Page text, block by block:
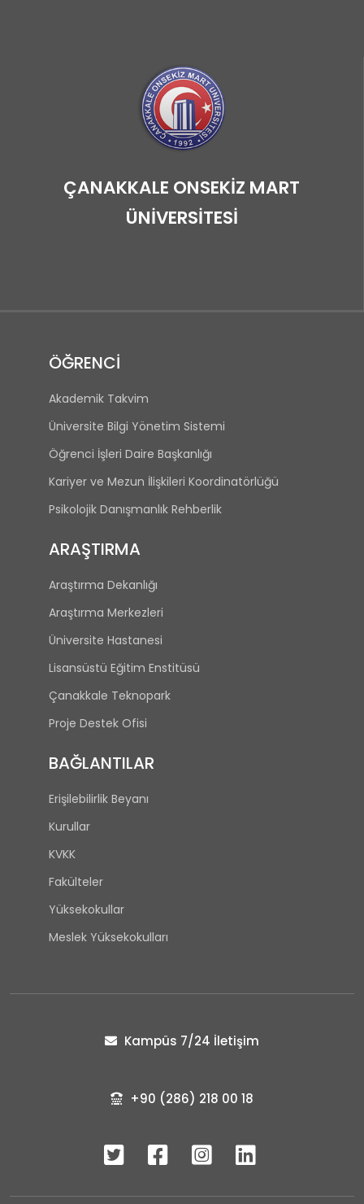
ÇANAKKALE ONSEKİZ MART
ÜNİVERSİTESİ
ÖĞRENCİ
Akademik Takvim
Üniversite Bilgi Yönetim Sistemi
Öğrenci İşleri Daire Başkanlığı
Kariyer ve Mezun İlişkileri Koordinatörlüğü
Psikolojik Danışmanlık Rehberlik
ARAŞTIRMA
Araştırma Dekanlığı
Araştırma Merkezleri
Üniversite Hastanesi
Lisansüstü Eğitim Enstitüsü
Çanakkale Teknopark
Proje Destek Ofisi
BAĞLANTILAR
Erişilebilirlik Beyanı
Kurullar
KVKK
Fakülteler
Yüksekokullar
Meslek Yüksekokulları
Kampüs 7/24 İletişim
+90 (286) 218 00 18